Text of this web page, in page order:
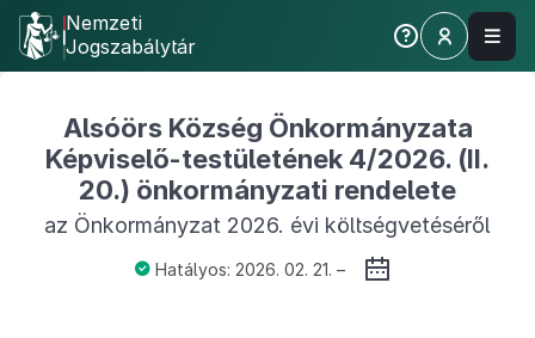
Nemzeti
Jogszabálytár
Alsóörs Község Önkormányzata
Képviselő-testületének 4/2026. (II.
20.) önkormányzati rendelete
az Önkormányzat 2026. évi költségvetéséről
Hatályos: 2026. 02. 21. –